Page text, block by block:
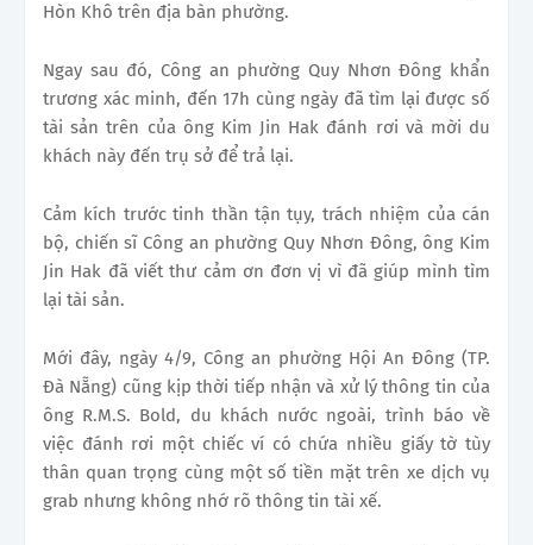
Hòn Khô trên địa bàn phường.
Ngay sau đó, Công an phường Quy Nhơn Đông khẩn
trương xác minh, đến 17h cùng ngày đã tìm lại được số
tài sản trên của ông Kim Jin Hak đánh rơi và mời du
khách này đến trụ sở để trả lại.
Cảm kích trước tinh thần tận tụy, trách nhiệm của cán
bộ, chiến sĩ Công an phường Quy Nhơn Đông, ông Kim
Jin Hak đã viết thư cảm ơn đơn vị vì đã giúp mình tìm
lại tài sản.
Mới đây, ngày 4/9, Công an phường Hội An Đông (TP.
Đà Nẵng) cũng kịp thời tiếp nhận và xử lý thông tin của
ông R.M.S. Bold, du khách nước ngoài, trình báo về
việc đánh rơi một chiếc ví có chứa nhiều giấy tờ tùy
thân quan trọng cùng một số tiền mặt trên xe dịch vụ
grab nhưng không nhớ rõ thông tin tài xế.